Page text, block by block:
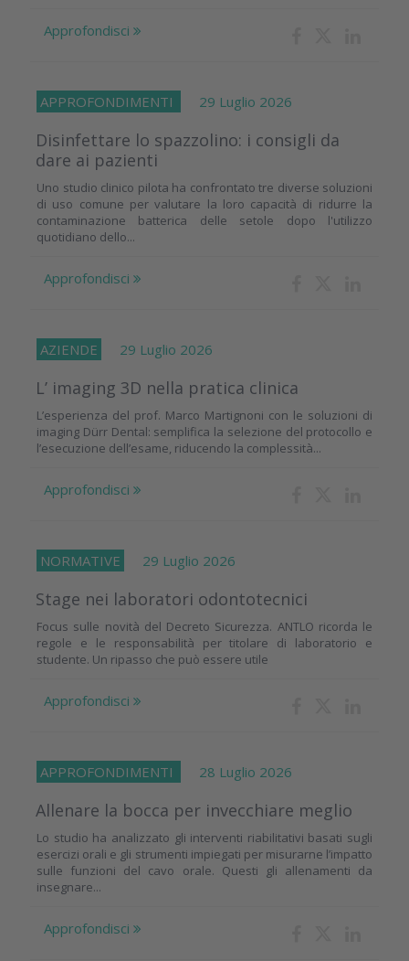
Approfondisci
APPROFONDIMENTI 29 Luglio 2026
Disinfettare lo spazzolino: i consigli da
dare ai pazienti
Uno studio clinico pilota ha confrontato tre diverse soluzioni
di uso comune per valutare la loro capacità di ridurre la
contaminazione batterica delle setole dopo l'utilizzo
quotidiano dello...
Approfondisci
AZIENDE 29 Luglio 2026
L’ imaging 3D nella pratica clinica
L’esperienza del prof. Marco Martignoni con le soluzioni di
imaging Dürr Dental: semplifica la selezione del protocollo e
l’esecuzione dell’esame, riducendo la complessità...
Approfondisci
NORMATIVE 29 Luglio 2026
Stage nei laboratori odontotecnici
Focus sulle novità del Decreto Sicurezza. ANTLO ricorda le
regole e le responsabilità per titolare di laboratorio e
studente. Un ripasso che può essere utile
Approfondisci
APPROFONDIMENTI 28 Luglio 2026
Allenare la bocca per invecchiare meglio
Lo studio ha analizzato gli interventi riabilitativi basati sugli
esercizi orali e gli strumenti impiegati per misurarne l’impatto
sulle funzioni del cavo orale. Questi gli allenamenti da
insegnare...
Approfondisci